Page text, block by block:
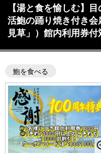
【湯と食を愉しむ】
活鮑の踊り焼き付き
見草」）館内利用券
鮑を食べる